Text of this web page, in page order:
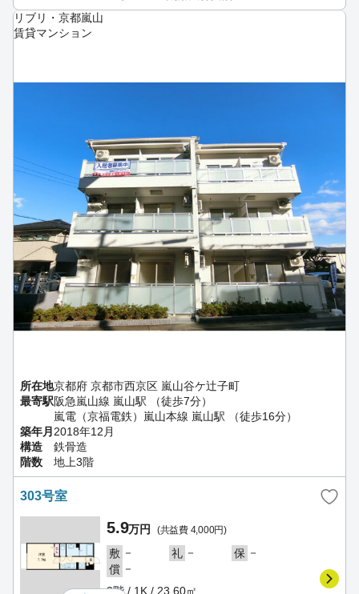
リブリ・京都嵐山
賃貸マンション
所在地京都府 京都市西京区 嵐山谷ケ辻子町
最寄駅阪急嵐山線 嵐山駅 （徒歩7分）
嵐電（京福電鉄）嵐山本線 嵐山駅 （徒歩16分）
築年月2018年12月
構造
鉄骨造
階数
地上3階
303号室
5.9万円 (共益費 4,000円)
敷 － 礼 － 保 －
償 －
3階 / 1K / 23.60㎡